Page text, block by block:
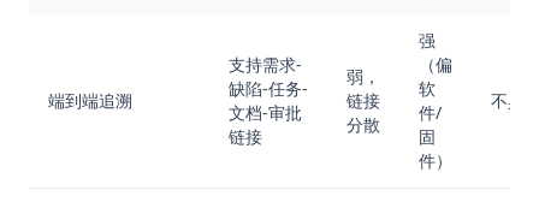
端到端追溯
支持需求-
缺陷-任务-
文档-审批
链接
弱，
链接
分散
强
（偏
软
件/
固
件）
不具